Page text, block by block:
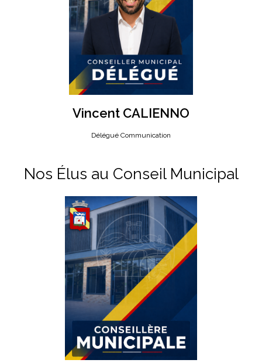
Vincent CALIENNO
Délégué Communication
Nos Élus au Conseil Municipal